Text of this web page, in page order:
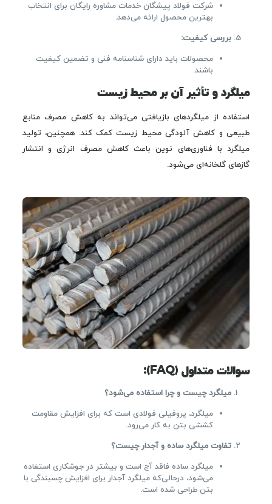
شرکت فولاد پیشگان خدمات مشاوره رایگان برای انتخاب
بهترین محصول ارائه می‌دهد.
بررسی کیفیت:
محصولات باید دارای شناسنامه فنی و تضمین کیفیت
باشند.
میلگرد و تأثیر آن بر محیط زیست
استفاده از میلگردهای بازیافتی می‌تواند به کاهش مصرف منابع
طبیعی و کاهش آلودگی محیط زیست کمک کند. همچنین، تولید
میلگرد با فناوری‌های نوین باعث کاهش مصرف انرژی و انتشار
گازهای گلخانه‌ای می‌شود.
سوالات متداول (FAQ):
میلگرد چیست و چرا استفاده می‌شود؟
میلگرد، پروفیلی فولادی است که برای افزایش مقاومت
کششی بتن به کار می‌رود.
تفاوت میلگرد ساده و آجدار چیست؟
میلگرد ساده فاقد آج است و بیشتر در جوشکاری استفاده
می‌شود، درحالی‌که میلگرد آجدار برای افزایش چسبندگی با
بتن طراحی شده است.